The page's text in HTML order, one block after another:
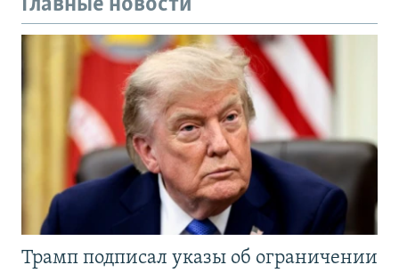
Трамп подписал указы об ограничении